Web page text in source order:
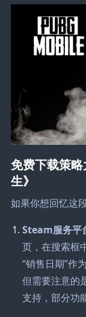
免费下载策
生》
如果你想回忆这
Steam服务平
页，在搜索框
“销售日期”作
但需要注意的
支持，部分功